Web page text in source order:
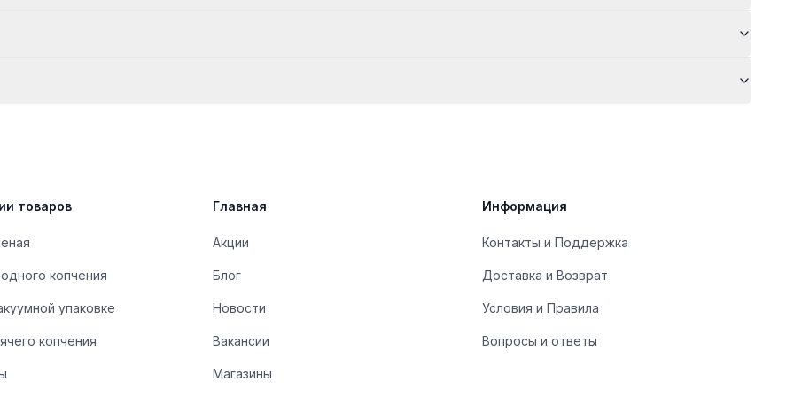
товаров
копчения
упаковке
копчения
Главная
Акции
Блог
Новости
Вакансии
Магазины
Информация
Контакты и Поддержка
Доставка и Возврат
Условия и Правила
Вопросы и ответы